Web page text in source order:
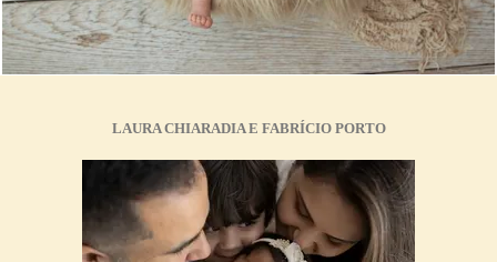
1706 0
LAURA CHIARADIA E FABRÍCIO PORTO